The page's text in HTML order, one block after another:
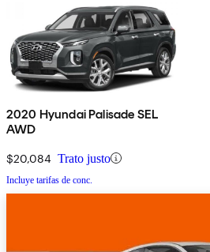
2020 Hyundai Palisade SEL
AWD
$20,084 Trato justo
Incluye tarifas de conc.